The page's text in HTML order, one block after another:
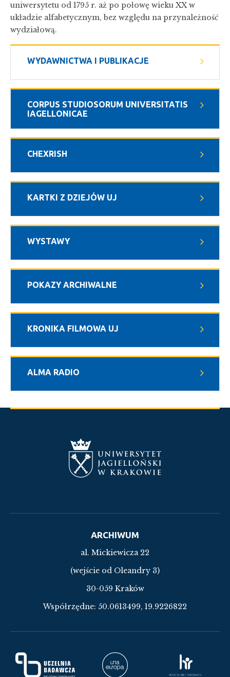
WYDAWNICTWA I PUBLIKACJE
CORPUS STUDIOSORUM UNIVERSITATIS
IAGELLONICAE
CHEXRISH
KARTKI Z DZIEJÓW UJ
WYSTAWY
POKAZY ARCHIWALNE
KRONIKA FILMOWA UJ
ALMA RADIO
uniwersytetu od 1795 r. aż po połowę wieku XX w
układzie alfabetycznym, bez względu na przynależność
wydziałową.
ARCHIWUM
al. Mickiewicza 22
(wejście od Oleandry 3)
30-059 Kraków
Współrzędne: 50.0613499, 19.9226822